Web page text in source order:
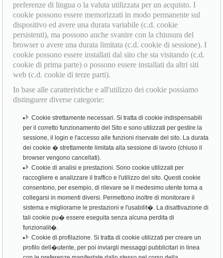
preferenze di lingua o la valuta utilizzata per un acquisto. I
cookie possono essere memorizzati in modo permanente sul
dispositivo ed avere una durata variabile (c.d. cookie
persistenti), ma possono anche svanire con la chiusura del
browser o avere una durata limitata (c.d. cookie di sessione). I
cookie possono essere installati dal sito che sta visitando (c.d.
cookie di prima parte) o possono essere installati da altri siti
web (c.d. cookie di terze parti).
In base alle caratteristiche e all'utilizzo dei cookie possiamo
distinguere diverse categorie:
Cookie strettamente necessari. Si tratta di cookie indispensabili
per il corretto funzionamento del Sito e sono utilizzati per gestire la
sessione, il login e l'accesso alle funzioni riservate del sito. La durata
dei cookie � strettamente limitata alla sessione di lavoro (chiuso il
browser vengono cancellati).
Cookie di analisi e prestazioni. Sono cookie utilizzati per
raccogliere e analizzare il traffico e l'utilizzo del sito. Questi cookie
consentono, per esempio, di rilevare se il medesimo utente torna a
collegarsi in momenti diversi. Permettono inoltre di monitorare il
sistema e migliorarne le prestazioni e l'usabilit�. La disattivazione di
tali cookie pu� essere eseguita senza alcuna perdita di
funzionalit�.
Cookie di profilazione. Si tratta di cookie utilizzati per creare un
profilo dell�utente, per poi inviargli messaggi pubblicitari in linea